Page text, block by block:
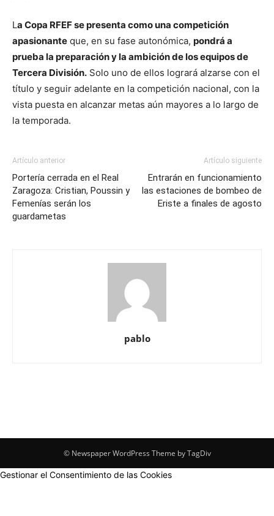
La Copa RFEF se presenta como una competición
apasionante que, en su fase autonómica, pondrá a
prueba la preparación y la ambición de los equipos de
Tercera División. Solo uno de ellos logrará alzarse con el
título y seguir adelante en la competición nacional, con la
vista puesta en alcanzar metas aún mayores a lo largo de
la temporada.
Artículo anterior
Portería cerrada en el Real
Zaragoza: Cristian, Poussin y
Femenías serán los
guardametas
Artículo siguiente
Entrarán en funcionamiento
las estaciones de bombeo de
Eriste a finales de agosto
pablo
© Newspaper WordPress Theme by TagDiv
Gestionar el Consentimiento de las Cookies